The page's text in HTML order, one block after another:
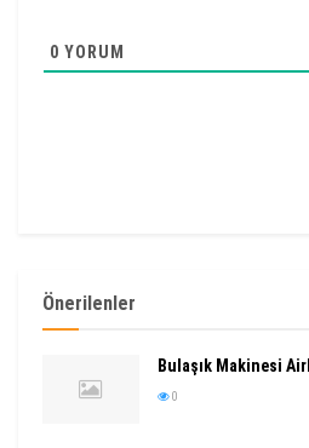
0 YORUM
Önerilenler
Bulaşık Makinesi
0